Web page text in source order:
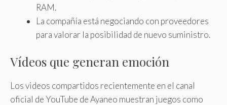
RAM.
La compañía está negociando con proveedores
para valorar la posibilidad de nuevo suministro.
Vídeos que generan emoción
Los videos compartidos recientemente en el canal
oficial de YouTube de Ayaneo muestran juegos como